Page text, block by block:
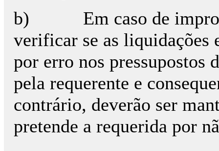
b)
Em caso de
verificar se as liquidações
por erro nos pressupostos
pela requerente e
contrário, deverão ser
pretende a requerida por